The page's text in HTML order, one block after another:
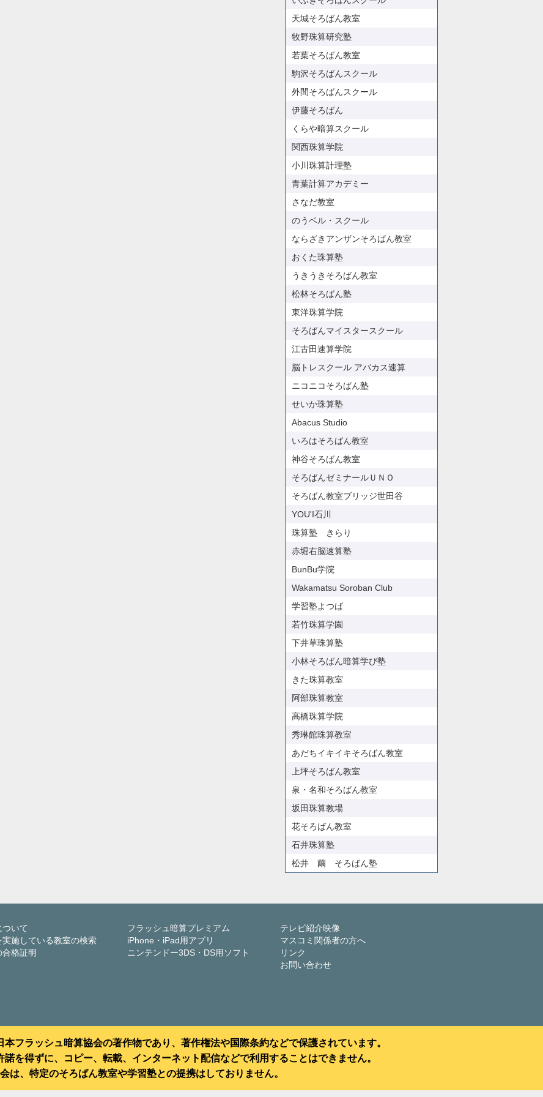
天城そろばん教室
牧野珠算研究塾
若葉そろばん教室
駒沢そろばんスクール
外間そろばんスクール
伊藤そろばん
くらや暗算スクール
関西珠算学院
小川珠算計理塾
青葉計算アカデミー
さなだ教室
のうベル・スクール
ならざきアンザンそろばん教室
おくた珠算塾
うきうきそろばん教室
松林そろばん塾
東洋珠算学院
そろばんマイスタースクール
江古田速算学院
脳トレスクール アバカス速算
ニコニコそろばん塾
せいか珠算塾
Abacus Studio
いろはそろばん教室
神谷そろばん教室
そろばんゼミナールＵＮＯ
そろばん教室ブリッジ世田谷
YOU'I石川
珠算塾 きらり
赤堀右脳速算塾
BunBu学院
Wakamatsu Soroban Club
学習塾よつば
若竹珠算学園
下井草珠算塾
小林そろばん暗算学び塾
きた珠算教室
阿部珠算教室
高橋珠算学院
秀琳館珠算教室
あだちイキイキそろばん教室
上坪そろばん教室
泉・名和そろばん教室
坂田珠算教場
花そろばん教室
石井珠算塾
松井 繭 そろばん塾
いて
実施している教室の検索
格証明
フラッシュ暗算プレミアム
iPhone・iPad用アプリ
ニンテンドー3DS・DS用ソフト
テレビ紹介映像
マスコミ関係者の方へ
リンク
お問い合わせ
フラッシュ暗算協会の著作物であり、著作権法や国際条約などで保護されています。
を得ずに、コピー、転載、インターネット配信などで利用することはできません。
は、特定のそろばん教室や学習塾との提携はしておりません。